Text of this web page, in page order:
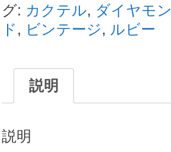
エ
ベ
(EBEL)
ク
ル
グ: カクテル, ダイヤモン
ド , ビンテージ, ルビー
説明
説明